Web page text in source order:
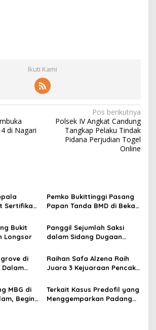
Ikuti Kami
di Nagari
Pos berikutnya
Polsek IV Angkat Candung
Tangkap Pelaku Tindak
Pidana Perjudian Togel
Online
Sertifikasi
Pemko Bukittinggi Pasang
Papan Tanda BMD di Bekas
Bukit
Longsor
Panggil Sejumlah Saksi
dalam Sidang Dugaan
Terdakwa Haji DS
di
Dalam
Raihan Safa Alzena Raih
Juara 3 Kejuaraan Pencak
Sumatera Barat
MBG di
Begini
Terkait Kasus Predofil yang
Menggemparkan Padang